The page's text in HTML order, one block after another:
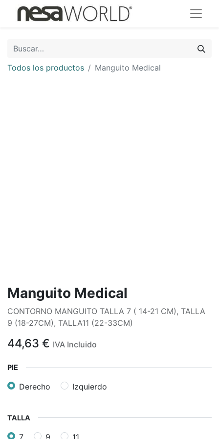
Todos los productos Manguito Medical
Manguito Medical
CONTORNO MANGUITO TALLA 7 ( 14-21 CM), TALLA
9 (18-27CM), TALLA11 (22-33CM)
44,63 € IVA Incluido
PIE
Derecho Izquierdo
TALLA
7 9 11